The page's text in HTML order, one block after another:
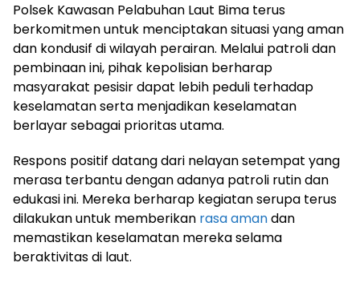
Polsek Kawasan Pelabuhan Laut Bima terus
berkomitmen untuk menciptakan situasi yang aman
dan kondusif di wilayah perairan. Melalui patroli dan
pembinaan ini, pihak kepolisian berharap
masyarakat pesisir dapat lebih peduli terhadap
keselamatan serta menjadikan keselamatan
berlayar sebagai prioritas utama.
Respons positif datang dari nelayan setempat yang
merasa terbantu dengan adanya patroli rutin dan
edukasi ini. Mereka berharap kegiatan serupa terus
dilakukan untuk memberikan rasa amandan
memastikan keselamatan mereka selama
beraktivitas di laut.